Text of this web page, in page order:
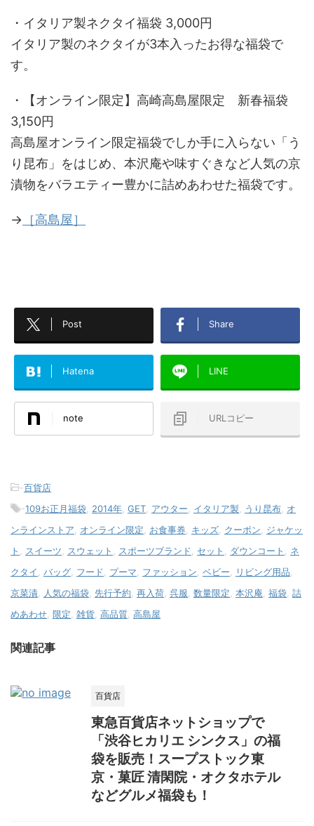
・イタリア製ネクタイ福袋 3,000円
イタリア製のネクタイが3本入ったお得な福袋で
す。
・【オンライン限定】高崎高島屋限定 新春福袋
3,150円
高島屋オンライン限定福袋でしか手に入らない「う
り昆布」をはじめ、本沢庵や味すぐきなど人気の京
漬物をバラエティー豊かに詰めあわせた福袋です。
→ ［高島屋］
Post Share
Hatena LINE
note URLコピー
-百貨店
-109お正月福袋 2014年 GET アウター イタリア製 うり昆布 オ
ンラインストア
オンライン限定 お食事券 キッズ クーポン
ジャケッ
ト
スイーツ スウェット スポーツブランド セット ダウンコート
ネ
クタイ
バッグ フード プーマ ファッション ベビー リビング用品
京菜漬
人気の福袋 先行予約 再入荷 呉服 数量限定 本沢庵 福袋 詰
めあわせ 限定 雑貨 高品質 高島屋
関連記事
百貨店
東急百貨店ネットショップで
「渋谷ヒカリエ シンクス」の福
袋を販売！スープストック東
京・菓匠 清閑院・オクタホテル
などグルメ福袋も！